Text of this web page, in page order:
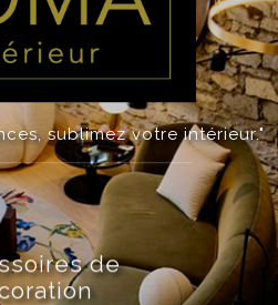
sublimez votre intérieur."
Accessoires de
décoration